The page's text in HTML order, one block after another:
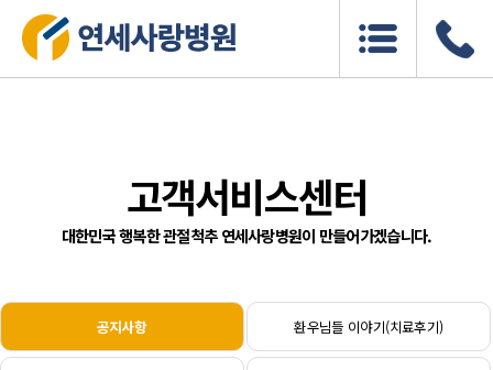
고객서비스센터
대한민국 행복한 관절척추 연세사랑병원이 만들어가겠습니다.
공지사항 환우님들 이야기(치료후기)